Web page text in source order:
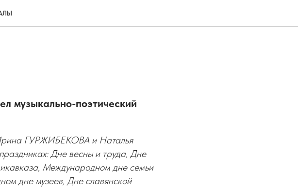
музыкально-поэтический
ГУРЖИБЕКОВА и Наталья
Дне весны и труда, Дне
Международном дне семьи
дне музеев, Дне славянской